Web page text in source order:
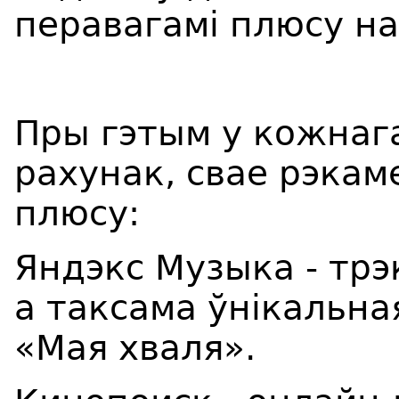
перавагамі плюсу
Пры гэтым у
рахунак, свае
плюсу:
Яндэкс Музыка -
а таксама
«Мая хваля».